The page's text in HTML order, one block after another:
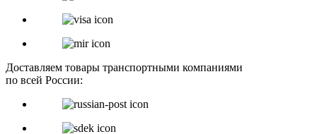
Доставляем товары транспортными компаниями
по всей России: